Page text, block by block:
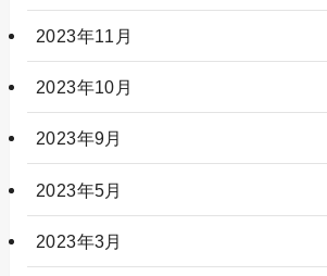
2023年11月
2023年10月
2023年9月
2023年5月
2023年3月